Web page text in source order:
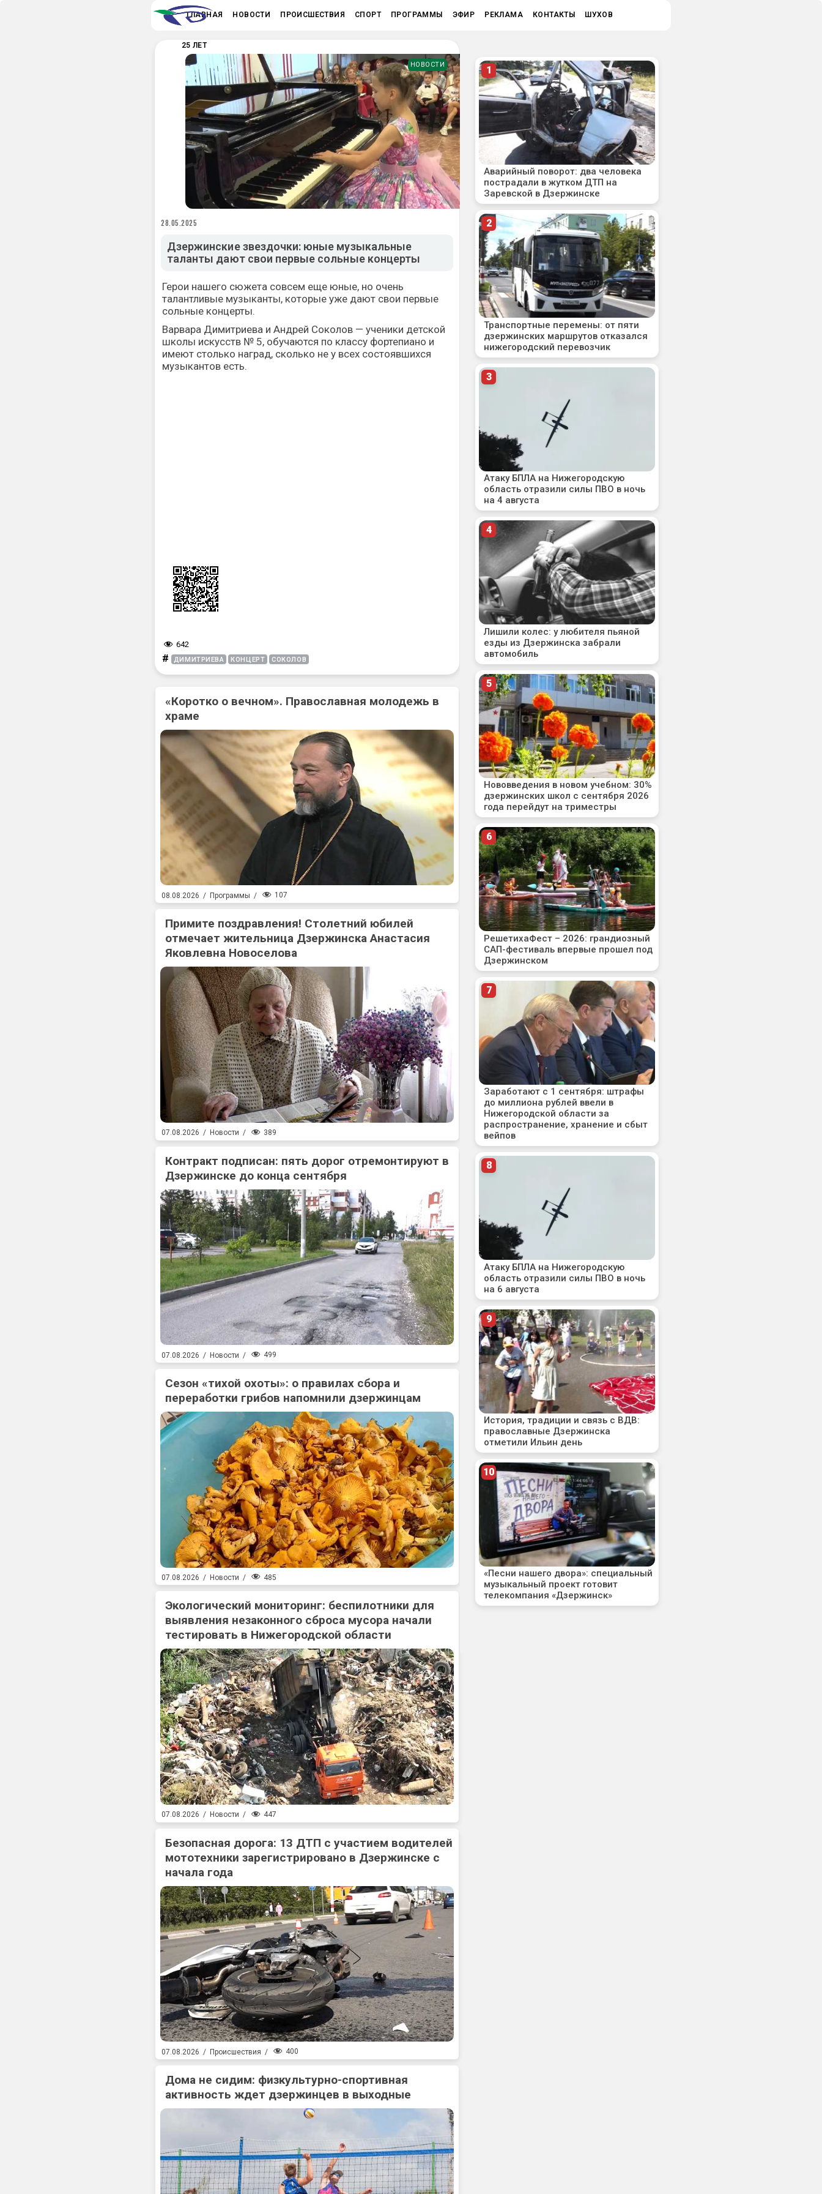
ГЛАВНАЯ НОВОСТИ ПРОИСШЕСТВИЯ СПОРТ ПРОГРАММЫ ЭФИР РЕКЛАМА КОНТАКТЫ ШУХОВ
25 ЛЕТ
НОВОСТИ
28.05.2025
Дзержинские звездочки: юные музыкальные
таланты дают свои первые сольные концерты
Герои нашего сюжета совсем еще юные, но очень
талантливые музыканты, которые уже дают свои первые
сольные концерты.
Варвара Димитриева и Андрей Соколов — ученики детской
школы искусств № 5, обучаются по классу фортепиано и
имеют столько наград, сколько не у всех состоявшихся
музыкантов есть.
642
# ДИМИТРИЕВА КОНЦЕРТ СОКОЛОВ
«Коротко о вечном». Православная молодежь в
храме
08.08.2026 / Программы / 107
Примите поздравления! Столетний юбилей
отмечает жительница Дзержинска Анастасия
Яковлевна Новоселова
07.08.2026 / Новости / 389
Контракт подписан: пять дорог отремонтируют в
Дзержинске до конца сентября
07.08.2026 / Новости / 499
Сезон «тихой охоты»: о правилах сбора и
переработки грибов напомнили дзержинцам
07.08.2026 / Новости / 485
Экологический мониторинг: беспилотники для
выявления незаконного сброса мусора начали
тестировать в Нижегородской области
07.08.2026 / Новости / 447
Безопасная дорога: 13 ДТП с участием водителей
мототехники зарегистрировано в Дзержинске с
начала года
07.08.2026 / Происшествия / 400
Дома не сидим: физкультурно-спортивная
активность ждет дзержинцев в выходные